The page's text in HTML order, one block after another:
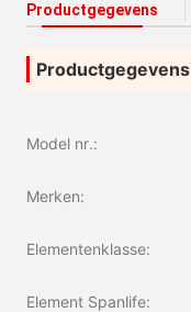
Productgegevens
Productgegevens
Model nr.:
Merken:
Elementenklasse:
Element Spanlife: